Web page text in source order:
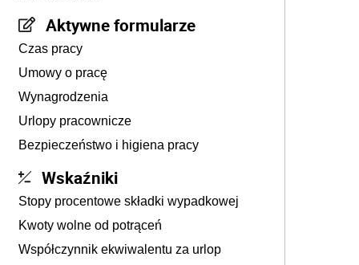
Aktywne formularze
Czas pracy
Umowy o pracę
Wynagrodzenia
Urlopy pracownicze
Bezpieczeństwo i higiena pracy
Wskaźniki
Stopy procentowe składki wypadkowej
Kwoty wolne od potrąceń
Współczynnik ekwiwalentu za urlop